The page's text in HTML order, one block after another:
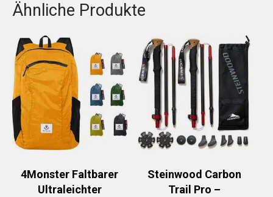
Ähnliche Produkte
4Monster Faltbarer
Ultraleichter
Steinwood Carbon
Trail Pro –